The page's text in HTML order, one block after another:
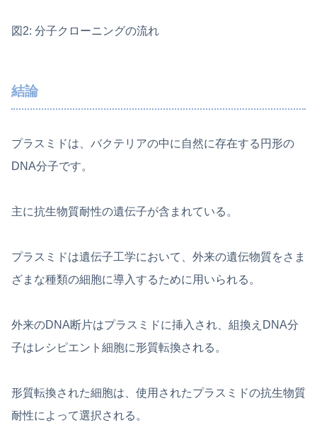
図2: 分子クローニングの流れ
結論
プラスミドは、バクテリアの中に自然に存在する円形の
DNA分子です。
主に抗生物質耐性の遺伝子が含まれている。
プラスミドは遺伝子工学において、外来の遺伝物質をさま
ざまな種類の細胞に導入するために用いられる。
外来のDNA断片はプラスミドに挿入され、組換えDNA分
子はレシピエント細胞に形質転換される。
形質転換された細胞は、使用されたプラスミドの抗生物質
耐性によって選択される。